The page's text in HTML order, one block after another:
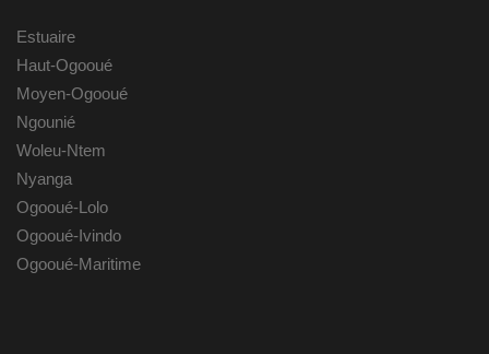
Estuaire
Haut-Ogooué
Moyen-Ogooué
Ngounié
Woleu-Ntem
Nyanga
Ogooué-Lolo
Ogooué-Ivindo
Ogooué-Maritime